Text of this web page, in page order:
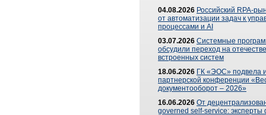
04.08.2026 Российский RPA-
от автоматизации задач к
процессами и AI
03.07.2026 Системные
обсудили переход на
встроенных систем
18.06.2026 ГК «ЭОС» подвела
партнерской конференции
документооборот – 2026»
16.06.2026 От
governed self-service: эксперты